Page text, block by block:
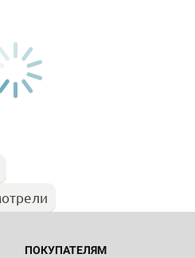
ПОКУПАТЕЛЯМ